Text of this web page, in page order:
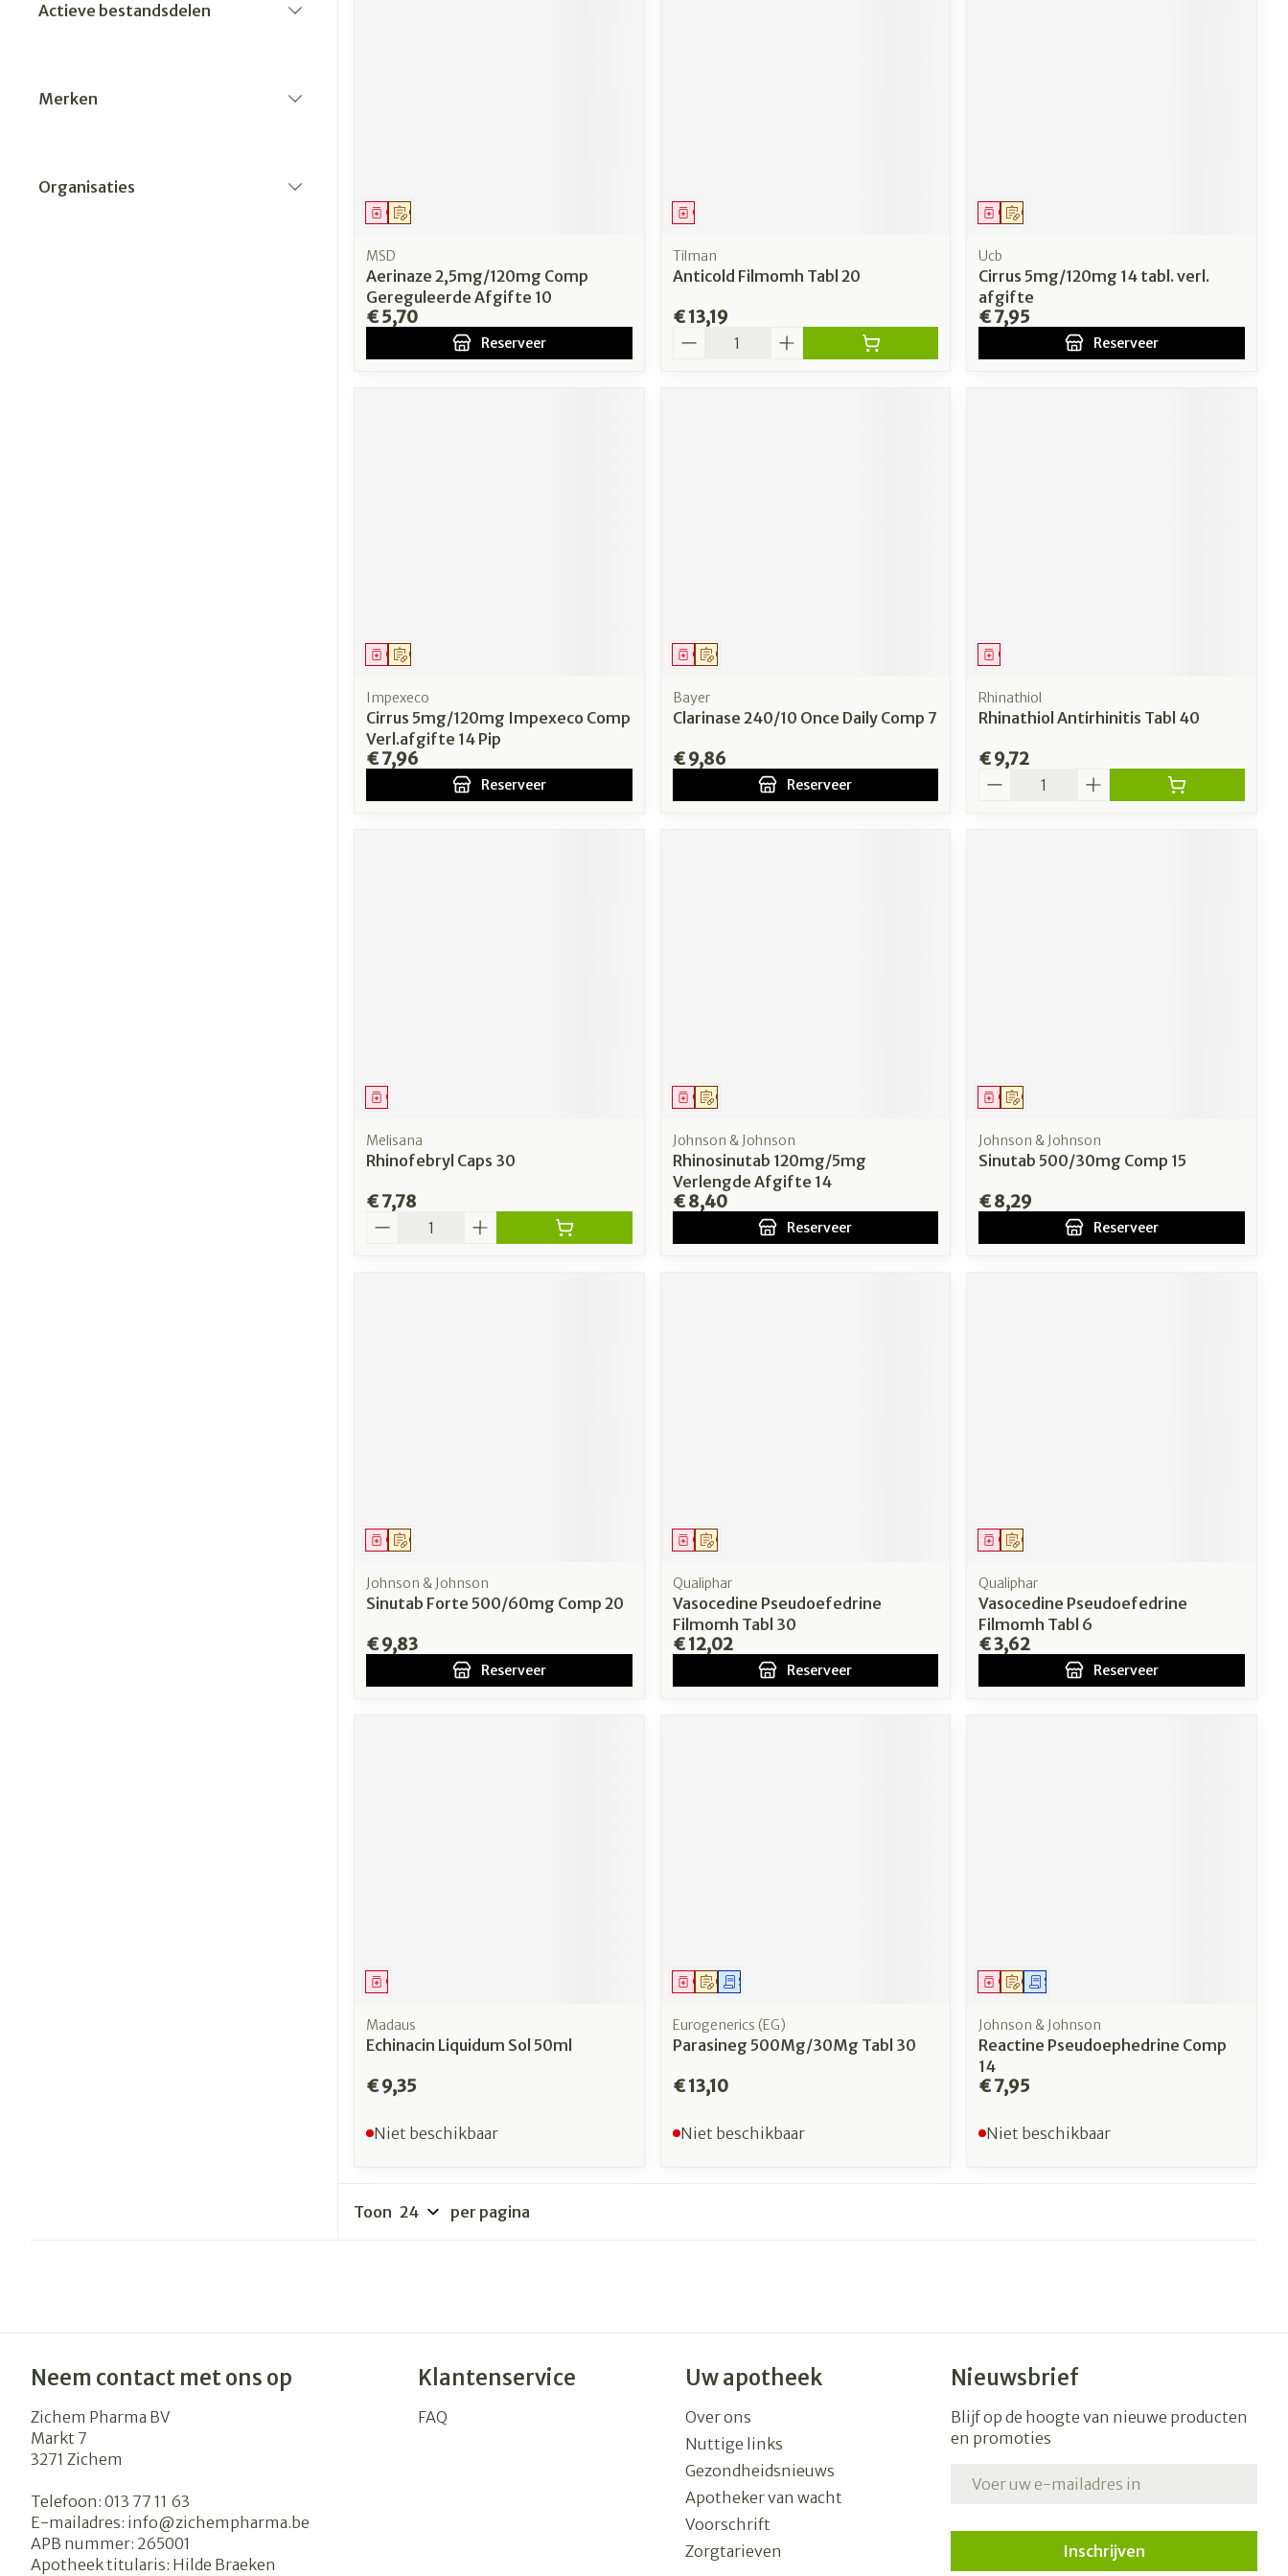
Actieve bestandsdelen
Merken
Organisaties
Op voorschrift
Geneesmiddel
MSD
Aerinaze 2,5mg/120mg Comp
Gereguleerde Afgifte 10
€ 5,70
Reserveer
Geneesmiddel
Tilman
Anticold Filmomh Tabl 20
€ 13,19
Op voorschrift
Geneesmiddel
Ucb
Cirrus 5mg/120mg 14 tabl. verl.
afgifte
€ 7,95
Reserveer
Op voorschrift
Geneesmiddel
Impexeco
Cirrus 5mg/120mg Impexeco Comp
Verl.afgifte 14 Pip
€ 7,96
Reserveer
Op voorschrift
Geneesmiddel
Bayer
Clarinase 240/10 Once Daily Comp 7
€ 9,86
Reserveer
Geneesmiddel
Rhinathiol
Rhinathiol Antirhinitis Tabl 40
€ 9,72
Geneesmiddel
Melisana
Rhinofebryl Caps 30
€ 7,78
Op voorschrift
Geneesmiddel
Johnson & Johnson
Rhinosinutab 120mg/5mg
Verlengde Afgifte 14
€ 8,40
Reserveer
Op voorschrift
Geneesmiddel
Johnson & Johnson
Sinutab 500/30mg Comp 15
€ 8,29
Reserveer
Op voorschrift
Geneesmiddel
Johnson & Johnson
Sinutab Forte 500/60mg Comp 20
€ 9,83
Reserveer
Op voorschrift
Geneesmiddel
Qualiphar
Vasocedine Pseudoefedrine
Filmomh Tabl 30
€ 12,02
Reserveer
Op voorschrift
Geneesmiddel
Qualiphar
Vasocedine Pseudoefedrine
Filmomh Tabl 6
€ 3,62
Reserveer
Geneesmiddel
Madaus
Echinacin Liquidum Sol 50ml
€ 9,35
Niet beschikbaar
Op voorschrift
GeneesmiddelSchriftelijke aanvraag
Eurogenerics (EG)
Parasineg 500Mg/30Mg Tabl 30
€ 13,10
Niet beschikbaar
Op voorschrift
GeneesmiddelSchriftelijke aanvraag
Johnson & Johnson
Reactine Pseudoephedrine Comp
14
€ 7,95
Niet beschikbaar
Toon per pagina
Neem contact met ons op
Zichem Pharma BV
Markt 7
3271 Zichem
Telefoon: 013 77 11 63
E-mailadres: info@zichempharma.be
APB nummer: 265001
Apotheek titularis: Hilde Braeken
Klantenservice
FAQ
Uw apotheek
Over ons
Nuttige links
Gezondheidsnieuws
Apotheker van wacht
Voorschrift
Zorgtarieven
Nieuwsbrief
Blijf op de hoogte van nieuwe producten
en promoties
Inschrijven